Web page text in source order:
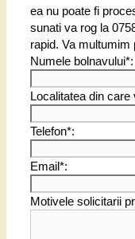
ea nu poate fi
sunati va rog la
rapid. Va multumim
Numele bolnavului*:
Localitatea din care
Telefon*:
Email*:
Motivele solicitarii